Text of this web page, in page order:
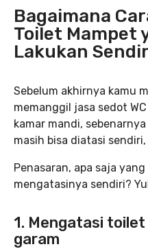
Bagaimana
Toilet Mampet
Lakukan
Sebelum akhirnya kamu
memanggil jasa sedot
kamar mandi,
masih bisa diatasi sendiri,
Penasaran, apa saja
mengatasinya sendiri?
1. Mengatasi
garam